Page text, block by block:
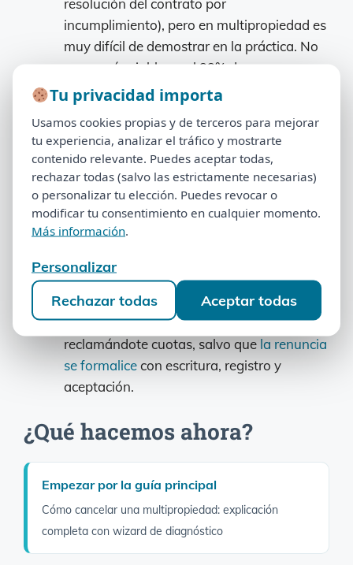
resolución del contrato por
incumplimiento), pero en multipropiedad es
muy difícil de demostrar en la práctica. No
es una vía viable en el 99% de casos.
Denunciar— en sentido jurídico, comunicar
la voluntad de extinguir un contrato. En la
multipropiedad sólo aplica si el propio
contrato prevé un derecho de denuncia
(raro).
Dar de baja— término administrativo, no
contractual. El complejo no acepta «darte
de baja» porque pierde tus cuotas. La salida
real es la nulidad o la desvinculación.
Renunciar— renunciar a la titularidad sin
más no extingue el contrato. El complejo
seguirá considerándote propietario y
reclamándote cuotas, salvo que la renuncia
se formalicecon escritura, registro y
aceptación.
¿Qué hacemos ahora?
Empezar por la guía principal
Cómo cancelar una multipropiedad: explicación
completa con wizard de diagnóstico
Tu privacidad importa
Usamos cookies propias y de terceros para mejorar
tu experiencia, analizar el tráfico y mostrarte
contenido relevante. Puedes aceptar todas,
rechazar todas (salvo las estrictamente necesarias)
o personalizar tu elección. Puedes revocar o
modificar tu consentimiento en cualquier momento.
Más información.
Personalizar
Rechazar todas
Aceptar todas
Tu privacidad importa
Usamos cookies propias y de terceros para mejorar
tu experiencia, analizar el tráfico y mostrarte
contenido relevante. Puedes aceptar todas,
rechazar todas (salvo las estrictamente necesarias)
o personalizar tu elección. Puedes revocar o
modificar tu consentimiento en cualquier momento.
Más información
Personalizar
Rechazar todas
Aceptar todas